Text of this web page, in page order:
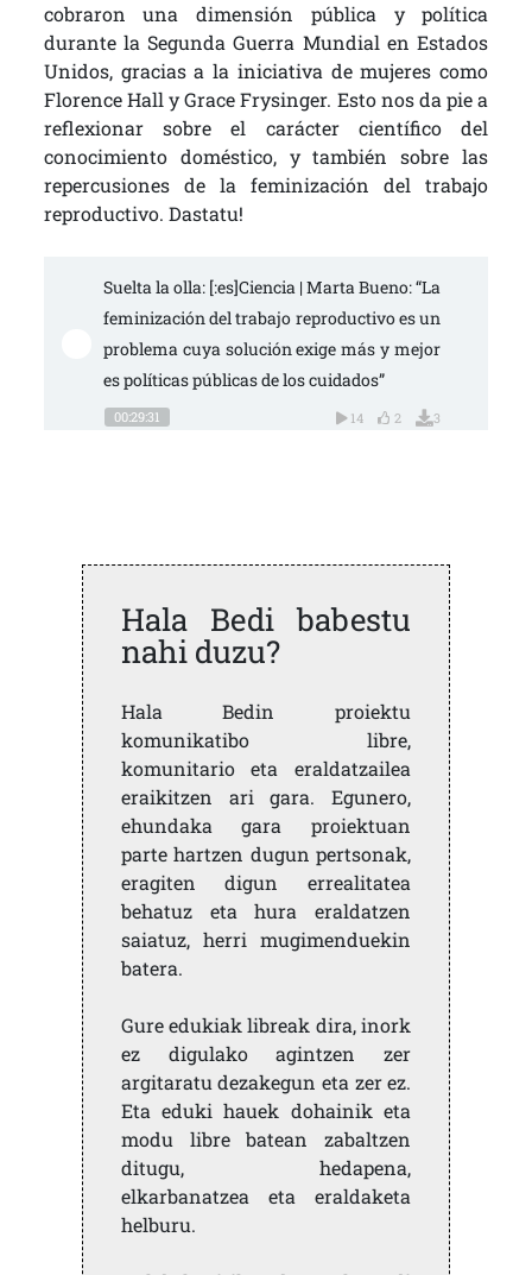
cobraron una dimensión pública y política
durante la Segunda Guerra Mundial en Estados
Unidos, gracias a la iniciativa de mujeres como
Florence Hall y Grace Frysinger. Esto nos da pie a
reflexionar sobre el carácter científico del
conocimiento doméstico, y también sobre las
repercusiones de la feminización del trabajo
reproductivo. Dastatu!
Suelta la olla: [:es]Ciencia | Marta Bueno: “La
feminización del trabajo reproductivo es un
problema cuya solución exige más y mejor
es políticas públicas de los cuidados”
00:29:31 14 2 3
Hala Bedi babestu
nahi duzu?
Hala Bedin proiektu
komunikatibo libre,
komunitario eta eraldatzailea
eraikitzen ari gara. Egunero,
ehundaka gara proiektuan
parte hartzen dugun pertsonak,
eragiten digun errealitatea
behatuz eta hura eraldatzen
saiatuz, herri mugimenduekin
batera.
Gure edukiak libreak dira, inork
ez digulako agintzen zer
argitaratu dezakegun eta zer ez.
Eta eduki hauek dohainik eta
modu libre batean zabaltzen
ditugu, hedapena,
elkarbanatzea eta eraldaketa
helburu.